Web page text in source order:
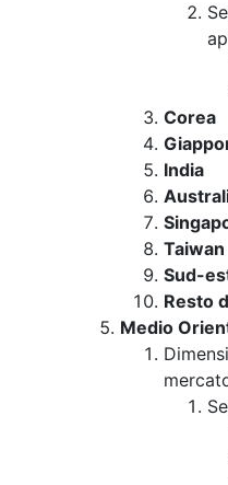
Corea
India
Taiwan
Sud-
Resto
Medio